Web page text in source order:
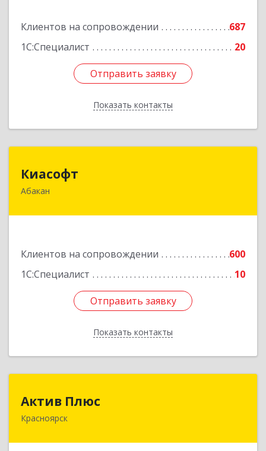
Клиентов на сопровождении
687
1С:Специалист
20
Отправить заявку
Показать контакты
Отправить заявку
Назад
Киасофт
Абакан
Клиентов на сопровождении
600
1С:Специалист
10
Отправить заявку
Показать контакты
655017, Хакасия Респ, Абакан г, Ивана Ярыгина
Отправить заявку
Назад
Актив Плюс
Красноярск660017, Красноярский край, Красноярск г,